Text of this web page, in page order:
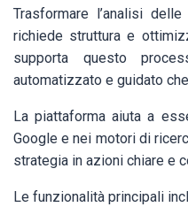
Trasformare l’analisi
richiede struttura e
supporta questo
automatizzato e guidato
La piattaforma aiuta a
Google e nei motori di
strategia in azioni chiare e
Le funzionalità principali